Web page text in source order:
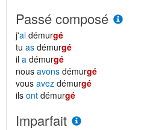
Passé composé
j'ai démurgé
tu as démurgé
il a démurgé
nous avons démurgé
vous avez démurgé
ils ont démurgé
Imparfait